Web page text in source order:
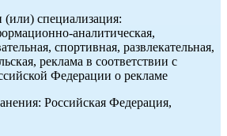
специализация:
аналитическая,
спортивная, развлекательная,
реклама в соответствии с
Федерации о рекламе
Российская Федерация,